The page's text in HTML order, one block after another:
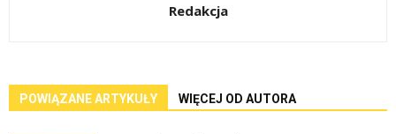
Redakcja
POWIĄZANE ARTYKUŁY WIĘCEJ OD AUTORA